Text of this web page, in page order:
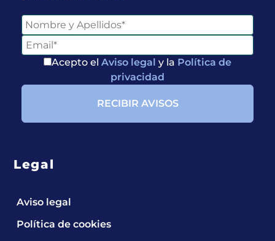
Acepto el Aviso legal y la Política de
privacidad
Legal
Aviso legal
Política de cookies